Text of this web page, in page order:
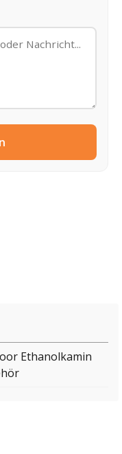
Ethanolkamin